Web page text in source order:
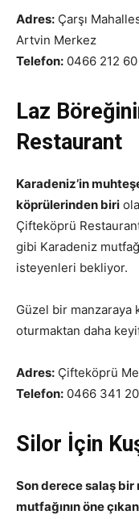
Adres: Çarşı
Artvin Merkez
Telefon: 0466 212
Laz
Restaurant
Karadeniz’in
köprülerinden biri
Çifteköprü
gibi Karadeniz
isteyenleri bekliyor.
Güzel bir manzaraya
oturmaktan daha
Adres: Çifteköprü
Telefon: 0466 341
Silor İçin
Son derece salaş
mutfağının öne